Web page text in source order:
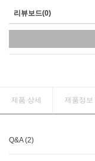
리뷰보드(0)
제품 상세 제품정보
Q&A (2)